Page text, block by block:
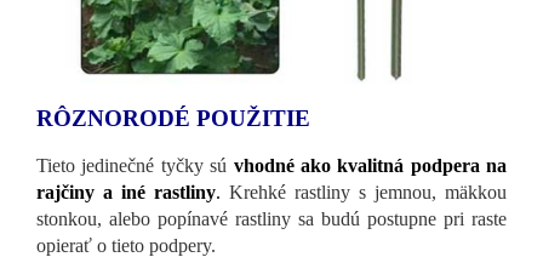
RÔZNORODÉ POUŽITIE
Tieto jedinečné tyčky sú vhodné ako kvalitná podpera na
rajčiny a iné rastliny. Krehké rastliny s jemnou, mäkkou
stonkou, alebo popínavé rastliny sa budú postupne pri raste
opierať o tieto podpery.